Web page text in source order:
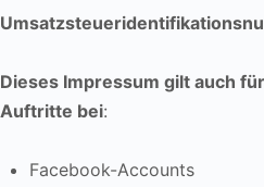
Dieses Impressum gilt auch
Auftritte bei:
Facebook-Accounts